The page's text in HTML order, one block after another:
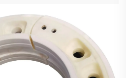
de pessoal, unidades de
importantes (VIP), SUVs da
de patrulhamento —